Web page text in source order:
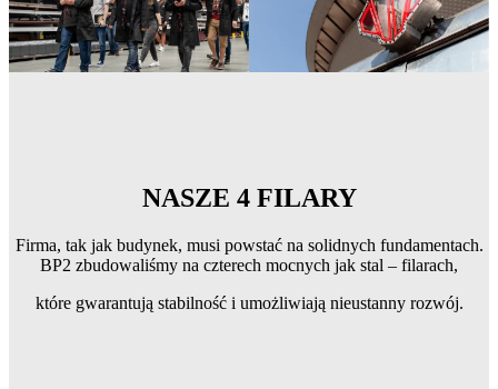
NASZE 4 FILARY
Firma, tak jak budynek, musi powstać na solidnych fundamentach.
BP2 zbudowaliśmy na czterech mocnych jak stal – filarach,
które gwarantują stabilność i umożliwiają nieustanny rozwój.